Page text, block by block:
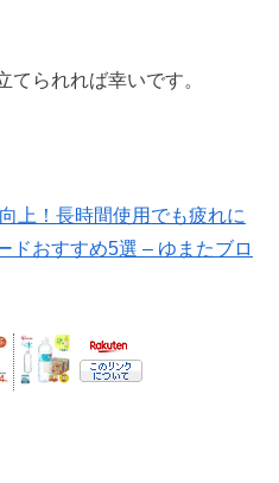
てられれば幸いです。
上！長時間使用でも疲れに
ドおすすめ5選 – ゆまたブロ